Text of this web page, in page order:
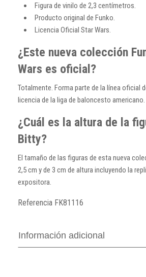
Figura de vinilo de 2,3 centímetros.
Producto original de Funko.
Licencia Oficial Star Wars.
¿Este nueva colección
Wars es oficial?
Totalmente. Forma parte de la línea oficial
licencia de la liga de baloncesto americano.
¿Cuál es la altura de la
Bitty?
El tamaño de las figuras de esta nueva
2,5 cm y de 3 cm de altura incluyendo la
expositora.
Referencia FK81116
Información adicional